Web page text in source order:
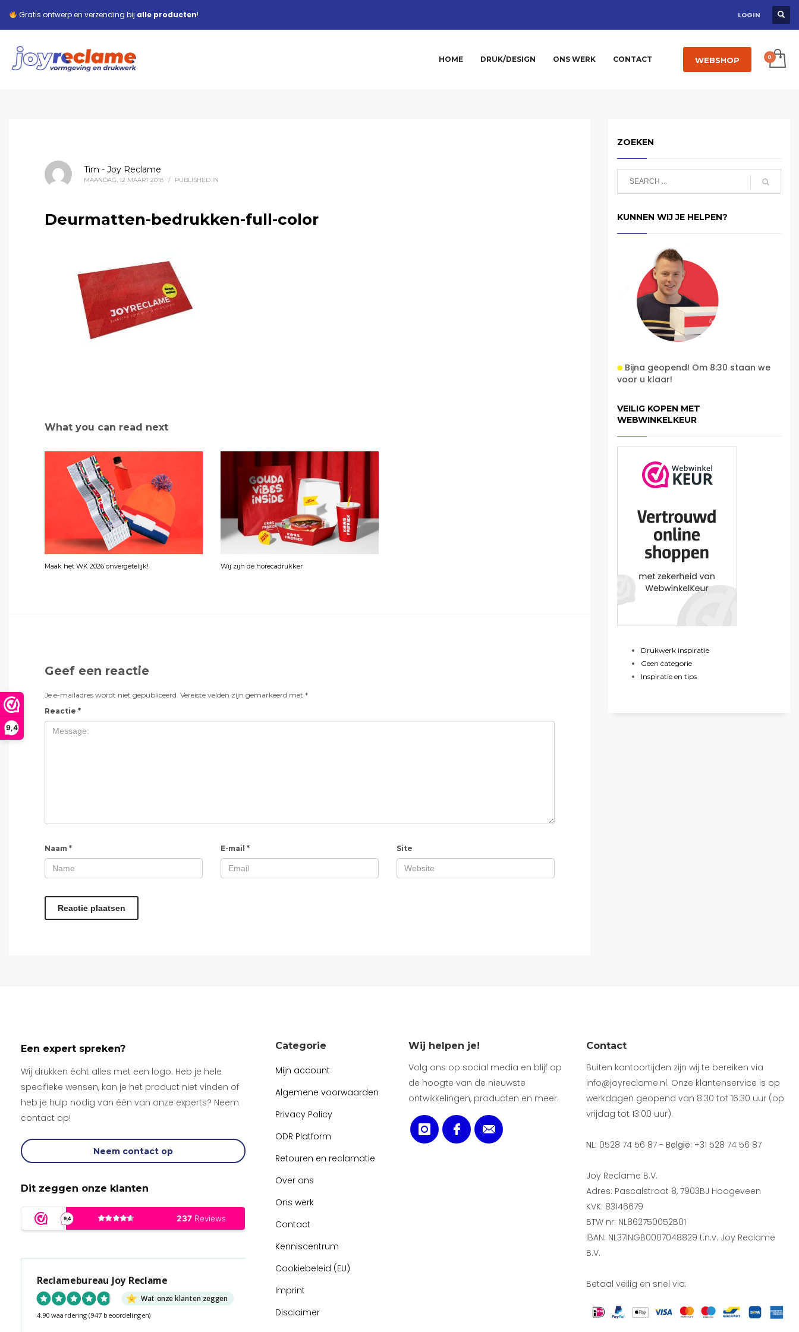
9,4
Gratis ontwerp en verzending bij alle producten! LOGIN
HOME DRUK/DESIGN ONS WERK CONTACT WEBSHOP
Tim - Joy Reclame
MAANDAG, 12 MAART 2018 / PUBLISHED IN
Deurmatten-bedrukken-full-color
What you can read next
Maak het WK 2026 onvergetelijk! Wij zijn dé horecadrukker
Geef een reactie
Je e-mailadres wordt niet gepubliceerd. Vereiste velden zijn gemarkeerd met *
Reactie *
Naam * E-mail * Site
ZOEKEN
KUNNEN WIJ JE HELPEN?
Bijna geopend! Om 8:30 staan we
voor u klaar!
VEILIG KOPEN MET
WEBWINKELKEUR
Drukwerk inspiratie
Geen categorie
Inspiratie en tips
Een expert spreken?
Wij drukken écht alles met een logo. Heb je hele
specifieke wensen, kan je het product niet vinden of
heb je hulp nodig van één van onze experts? Neem
contact op!
Neem contact op
Dit zeggen onze klanten
Reclamebureau Joy Reclame
Wat onze klanten zeggen
4.90 waardering (947 beoordelingen)
Categorie
Mijn account
Algemene voorwaarden
Privacy Policy
ODR Platform
Retouren en reclamatie
Over ons
Ons werk
Contact
Kenniscentrum
Cookiebeleid (EU)
Imprint
Disclaimer
Wij helpen je!
Volg ons op social media en blijf op
de hoogte van de nieuwste
ontwikkelingen, producten en meer.
Contact
Buiten kantoortijden zijn wij te bereiken via
info@joyreclame.nl. Onze klantenservice is op
werkdagen geopend van 8:30 tot 16:30 uur (op
vrijdag tot 13:00 uur).
NL: 0528 74 56 87 - België: +31 528 74 56 87
Joy Reclame B.V.
Adres: Pascalstraat 8, 7903BJ Hoogeveen
KVK: 83146679
BTW nr: NL862750052B01
IBAN: NL37INGB0007048829 t.n.v. Joy Reclame
B.V.
Betaal veilig en snel via: